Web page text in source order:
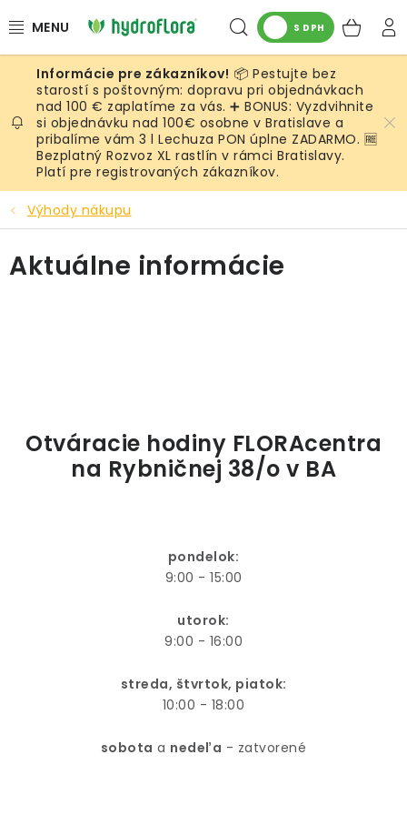
na
Hľadať
S DPH
RASTLINY
UMELÉ RASTLINY
KVETINÁČE
SUBSTRÁTY A PRÍSLUŠENSTVO
SERVIS INTERIÉROVEJ ZELENE
MACHOVÉ STENY
📦 Pestujte bez
starostí s poštovným: dopravu pri objednávkach
nad 100 € zaplatíme za vás. ➕ BONUS: Vyzdvihnite
si objednávku nad 100€ osobne v Bratislave a
pribalíme vám 3 l Lechuza PON úplne ZADARMO. 🆓
Bezplatný Rozvoz XL rastlín v rámci Bratislavy.
Platí pre registrovaných zákazníkov.
Výhody nákupu
Aktuálne informácie
Otváracie hodiny FLORAcentra
na Rybničnej 38/o v BA
pondelok:
9:00 - 15:00
utorok:
9:00 - 16:00
streda, štvrtok, piatok:
10:00 - 18:00
sobota a nedeľa - zatvorené